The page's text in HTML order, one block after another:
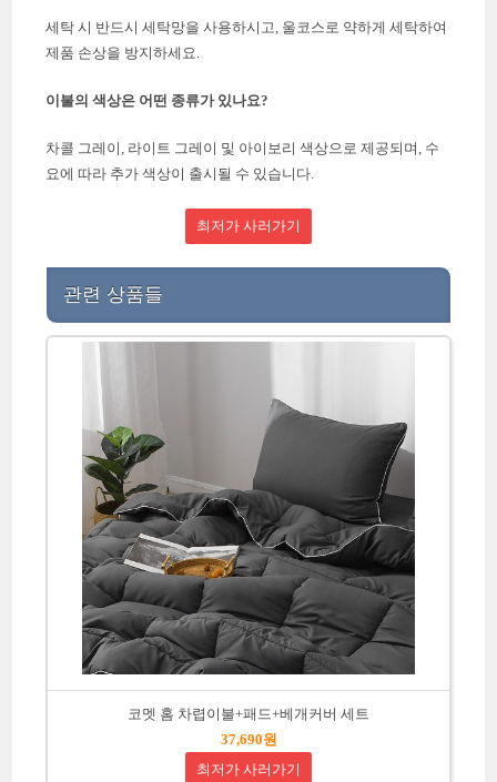
세탁 시 반드시 세탁망을 사용하시고, 울코스로 약하게 세탁하여
제품 손상을 방지하세요.
이불의 색상은 어떤 종류가 있나요?
차콜 그레이, 라이트 그레이 및 아이보리 색상으로 제공되며, 수
요에 따라 추가 색상이 출시될 수 있습니다.
최저가 사러가기
관련 상품들
코멧 홈 차렵이불+패드+베개커버 세트
37,690원
최저가 사러가기